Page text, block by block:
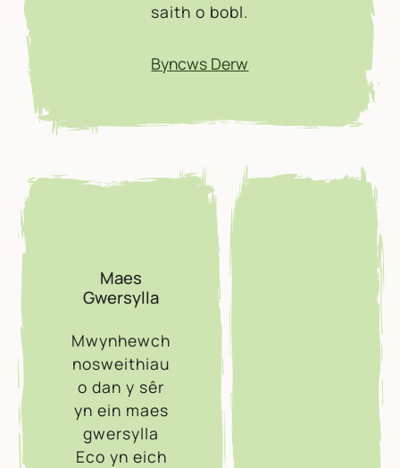
saith o bobl.
Byncws Derw
Maes
Gwersylla
Mwynhewch
nosweithiau
o dan y sêr
yn ein maes
gwersylla
Eco yn eich